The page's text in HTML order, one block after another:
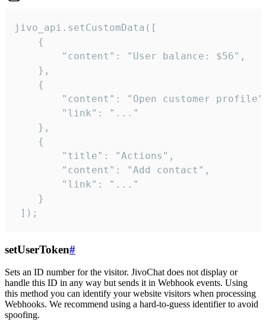
jivo_api.setCustomData([
    {
        "content": "User balance: $56",
    },
    {
"content": "Open customer
        "link": "..."
    },
    {
        "title": "Actions",
        "content": "Add contact",
        "link": "..."
    }
]);
setUserToken#
Sets an ID number for the visitor. JivoChat does not display or
handle this ID in any way but sends it in Webhook events. Using
this method you can identify your website visitors when processing
Webhooks. We recommend using a hard-to-guess identifier to avoid
spoofing.